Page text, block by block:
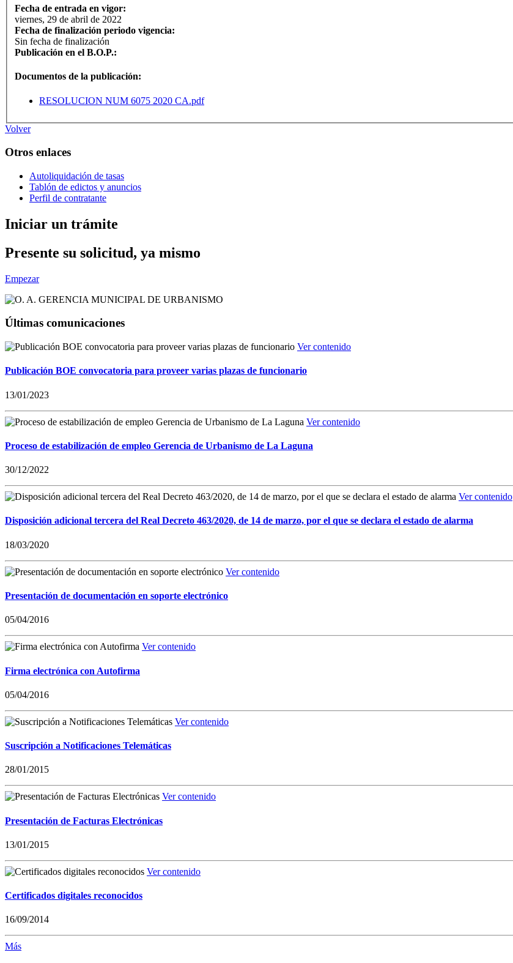
Fecha de entrada en vigor:
viernes, 29 de abril de 2022
Fecha de finalización periodo vigencia:
Sin fecha de finalización
Publicación en el B.O.P.:
Documentos de la publicación:
RESOLUCION NUM 6075 2020 CA.pdf
Volver
Otros enlaces
Autoliquidación de tasas
Tablón de edictos y anuncios
Perfil de contratante
Iniciar un trámite
Presente su solicitud, ya mismo
Empezar
Últimas comunicaciones
Ver contenido
Publicación BOE convocatoria para proveer varias plazas de funcionario
13/01/2023
Ver contenido
Proceso de estabilización de empleo Gerencia de Urbanismo de La Laguna
30/12/2022
Ver contenido
Disposición adicional tercera del Real Decreto 463/2020, de 14 de marzo, por el que se declara el estado de alarma
18/03/2020
Ver contenido
Presentación de documentación en soporte electrónico
05/04/2016
Ver contenido
Firma electrónica con Autofirma
05/04/2016
Ver contenido
Suscripción a Notificaciones Telemáticas
28/01/2015
Ver contenido
Presentación de Facturas Electrónicas
13/01/2015
Ver contenido
Certificados digitales reconocidos
16/09/2014
Más